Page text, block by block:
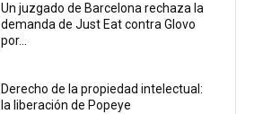
Un juzgado de Barcelona rechaza la
demanda de Just Eat contra Glovo
por...
Derecho de la propiedad intelectual:
la liberación de Popeye